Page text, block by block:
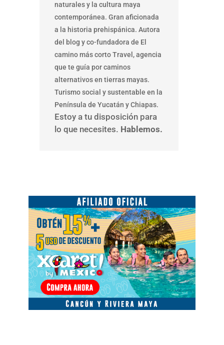
naturales y la cultura maya
contemporánea. Gran aficionada
a la historia prehispánica. Autora
del blog y co-fundadora de El
camino más corto Travel, agencia
que te guía por caminos
alternativos en tierras mayas.
Turismo social y sustentable en la
Península de Yucatán y Chiapas.
Estoy a tu disposición para
lo que necesites. Hablemos.